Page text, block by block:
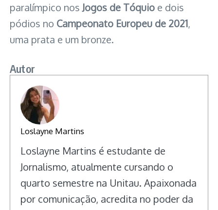
paralímpico nos Jogos de Tóquio e dois
pódios no Campeonato Europeu de 2021,
uma prata e um bronze.
Autor
Loslayne Martins
Loslayne Martins é estudante de
Jornalismo, atualmente cursando o
quarto semestre na Unitau. Apaixonada
por comunicação, acredita no poder da